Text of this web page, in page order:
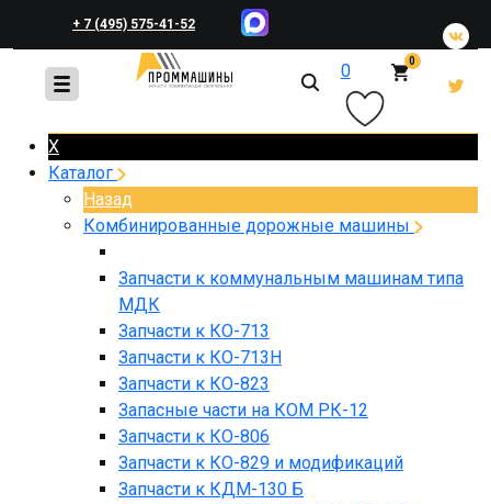
+ 7 (495) 575-41-52
+ 7 (495) 648-45-83 0 0
X
Каталог
Назад
Комбинированные дорожные машины
Запчасти к коммунальным машинам типа
МДК
Запчасти к КО-713
Запчасти к КО-713Н
Запчасти к КО-823
Запасные части на КОМ РК-12
Запчасти к КО-806
Запчасти к КО-829 и модификаций
Запчасти к КДМ-130 Б